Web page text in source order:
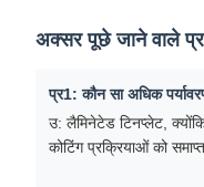
अक्सर पूछे जाने वाले
प्र1: कौन सा अधिक
उ: लैमिनेटेड टिनप्लेट,
कोटिंग प्रक्रियाओं को